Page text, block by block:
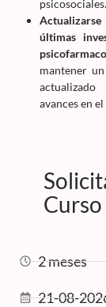
psicosociales.
últimas
mantener
avances en
2 meses
21-08-